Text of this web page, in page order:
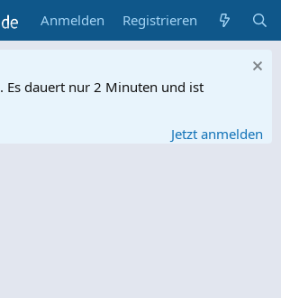
Anmelden Registrieren
. Es dauert nur 2 Minuten und ist
Jetzt anmelden